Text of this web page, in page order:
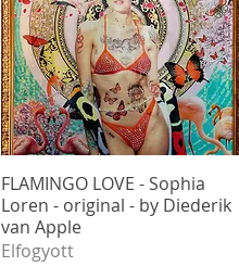
Gyorsnézet
FLAMINGO LOVE - Sophia
Loren - original - by Diederik
van Apple
Elfogyott